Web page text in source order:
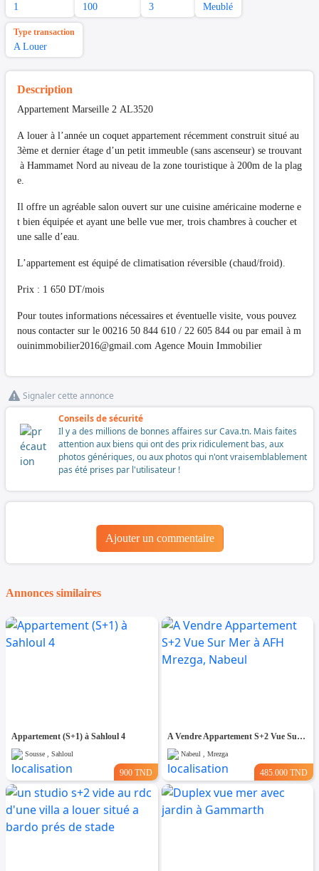
1 100 3 Meublé
Type transaction
A Louer
Description
Appartement Marseille 2 AL3520
A louer à l’année un coquet appartement récemment construit situé au
3ème et dernier étage d’un petit immeuble (sans ascenseur) se trouvant
à Hammamet Nord au niveau de la zone touristique à 200m de la plag
e.
Il offre un agréable salon ouvert sur une cuisine américaine moderne e
t bien équipée et ayant une belle vue mer, trois chambres à coucher et
une salle d’eau.
L’appartement est équipé de climatisation réversible (chaud/froid).
Prix : 1 650 DT/mois
Pour toutes informations nécessaires et éventuelle visite, vous pouvez
nous contacter sur le 00216 50 844 610 / 22 605 844 ou par email à m
ouinimmobilier2016@gmail.com Agence Mouin Immobilier
Signaler cette annonce
Conseils de sécurité
Il y a des millions de bonnes affaires sur Cava.tn. Mais faites
attention aux biens qui ont des prix ridiculement bas, aux
photos génériques, ou aux photos qui n'ont vraisemblablement
pas été prises par l'utilisateur !
Ajouter un commentaire
Annonces similaires
Appartement (S+1) à Sahloul 4
Sousse , Sahloul
900 TND
A Vendre Appartement S+2 Vue Sur Mer à AFH Mrezga, Nabeul
Nabeul , Mrezga
485.000 TND